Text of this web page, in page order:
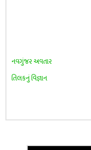
નવગુંજર અવતાર
તિલકનું વિજ્ઞાન